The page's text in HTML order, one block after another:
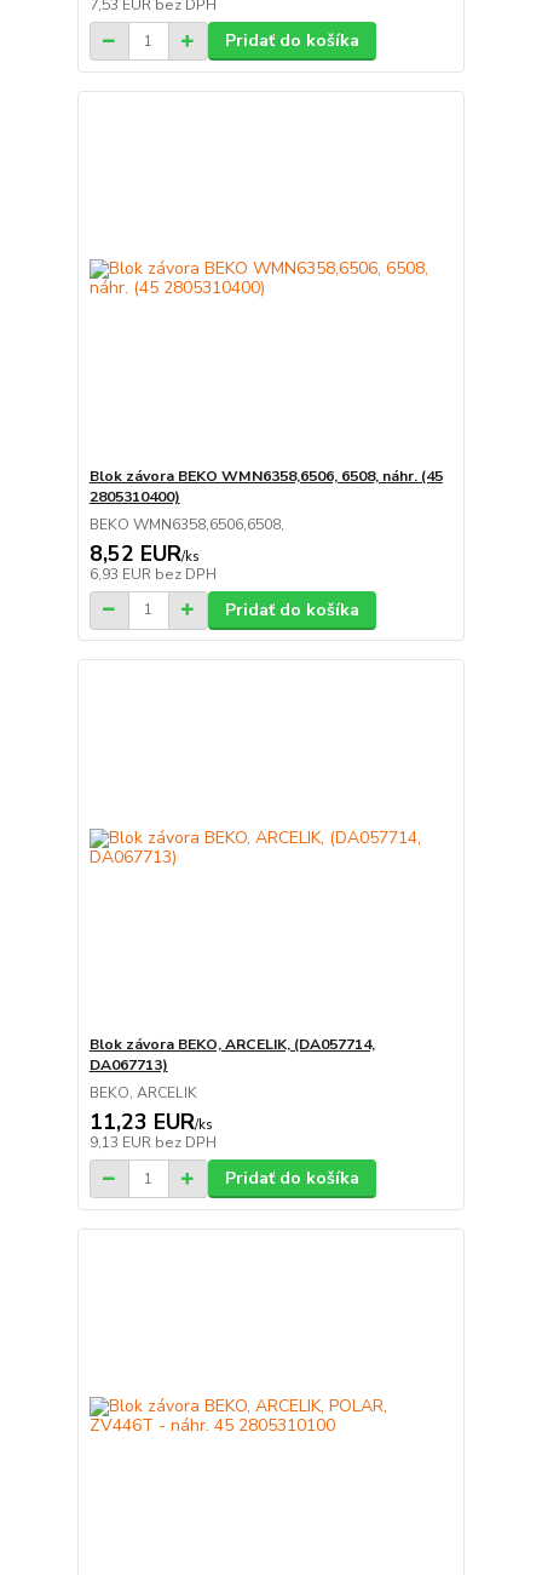
7,53 EUR bez DPH
Pridať do košíka
Blok závora BEKO WMN6358,6506, 6508, náhr. (45
2805310400)
BEKO WMN6358,6506,6508,
8,52 EUR/ks
6,93 EUR bez DPH
Pridať do košíka
Blok závora BEKO, ARCELIK, (DA057714,
DA067713)
BEKO, ARCELIK
11,23 EUR/ks
9,13 EUR bez DPH
Pridať do košíka